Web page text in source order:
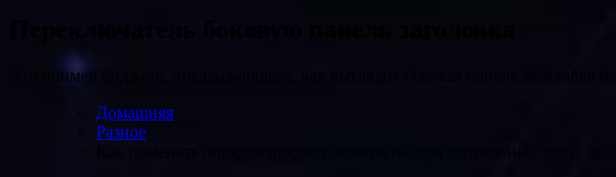
Это пример виджета, показывающего, как выглядит боковая панель
Домашняя
Разное